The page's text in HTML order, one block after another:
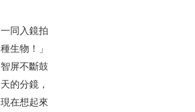
同入鏡拍
生物！」
屏不斷鼓
的分鏡，
在想起來